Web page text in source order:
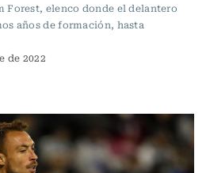
Forest, elenco donde el delantero
años de formación, hasta
de 2022